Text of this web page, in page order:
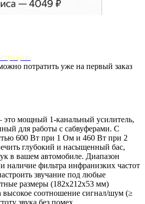
потратить уже на первый заказ
мощный 1-канальный усилитель,
для работы с сабвуферами. С
600 Вт при 1 Ом и 460 Вт при 2
глубокий и насыщенный бас,
в вашем автомобиле. Диапазон
наличие фильтра инфранизких частот
звучание под любые
размеры (182x212x53 мм)
высокое соотношение сигнал/шум (≥
звука без помех.